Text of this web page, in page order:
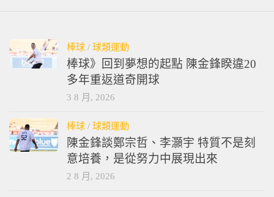
棒球 / 球類運動
棒球》回到夢想的起點 陳金鋒睽違20
多年重返道奇開球
3 8 月, 2026
棒球 / 球類運動
陳金鋒談鄭宗哲、李灝宇 特質不是刻
意培養，是從努力中展現出來
2 8 月, 2026